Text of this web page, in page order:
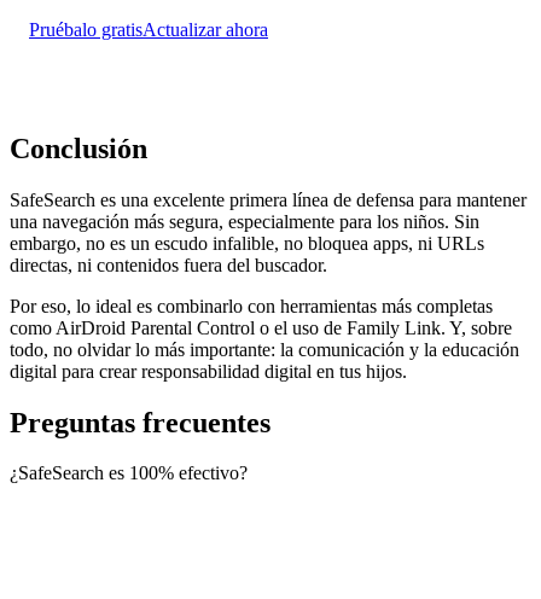
Pruébalo gratisActualizar ahora
Conclusión
SafeSearch es una excelente primera línea de defensa para mantener
una navegación más segura, especialmente para los niños. Sin
embargo, no es un escudo infalible, no bloquea apps, ni URLs
directas, ni contenidos fuera del buscador.
Por eso, lo ideal es combinarlo con herramientas más completas
como AirDroid Parental Control o el uso de Family Link. Y, sobre
todo, no olvidar lo más importante: la comunicación y la educación
digital para crear responsabilidad digital en tus hijos.
Preguntas frecuentes
¿SafeSearch es 100% efectivo?